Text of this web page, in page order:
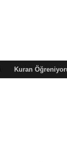
Kuran